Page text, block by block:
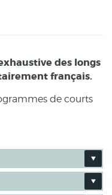
des longs
français.
de courts